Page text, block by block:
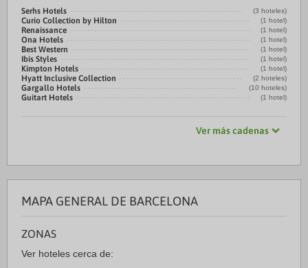
Serhs Hotels (3 hoteles)
Curio Collection by Hilton (1 hotel)
Renaissance (1 hotel)
Ona Hotels (1 hotel)
Best Western (1 hotel)
Ibis Styles (1 hotel)
Kimpton Hotels (1 hotel)
Hyatt Inclusive Collection (2 hoteles)
Gargallo Hotels (10 hoteles)
Guitart Hotels (1 hotel)
Ver más cadenas
MAPA GENERAL DE BARCELONA
ZONAS
Ver hoteles cerca de: